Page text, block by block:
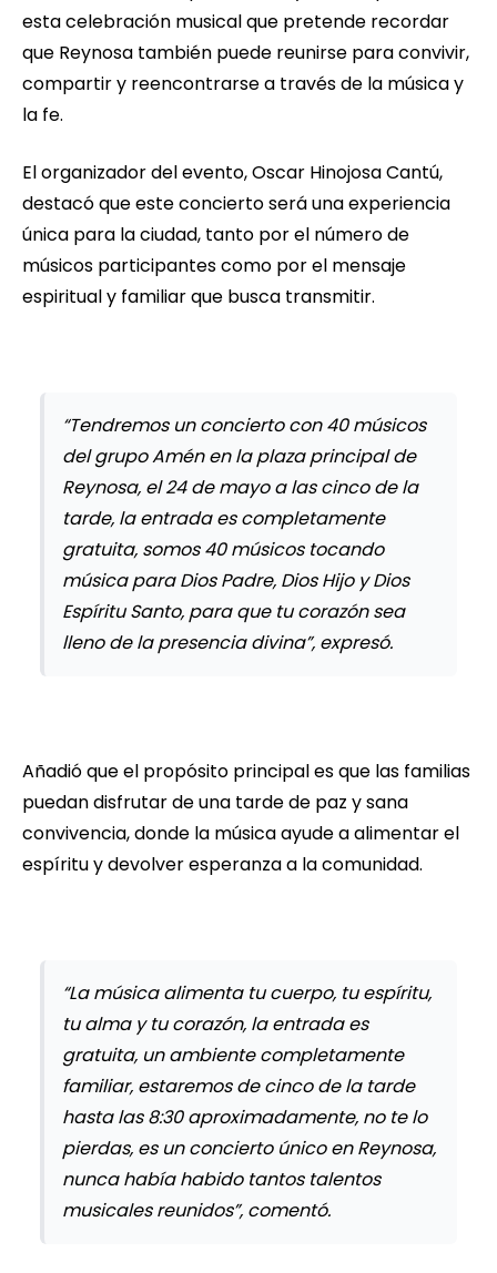
esta celebración musical que pretende recordar
que Reynosa también puede reunirse para convivir,
compartir y reencontrarse a través de la música y
la fe.
El organizador del evento, Oscar Hinojosa Cantú,
destacó que este concierto será una experiencia
única para la ciudad, tanto por el número de
músicos participantes como por el mensaje
espiritual y familiar que busca transmitir.
“Tendremos un concierto con 40 músicos
del grupo Amén en la plaza principal de
Reynosa, el 24 de mayo a las cinco de la
tarde, la entrada es completamente
gratuita, somos 40 músicos tocando
música para Dios Padre, Dios Hijo y Dios
Espíritu Santo, para que tu corazón sea
lleno de la presencia divina”, expresó.
Añadió que el propósito principal es que las familias
puedan disfrutar de una tarde de paz y sana
convivencia, donde la música ayude a alimentar el
espíritu y devolver esperanza a la comunidad.
“La música alimenta tu cuerpo, tu espíritu,
tu alma y tu corazón, la entrada es
gratuita, un ambiente completamente
familiar, estaremos de cinco de la tarde
hasta las 8:30 aproximadamente, no te lo
pierdas, es un concierto único en Reynosa,
nunca había habido tantos talentos
musicales reunidos”, comentó.